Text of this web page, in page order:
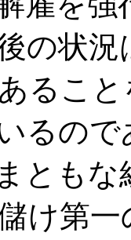
の状況
るこ
るの
とも
け第